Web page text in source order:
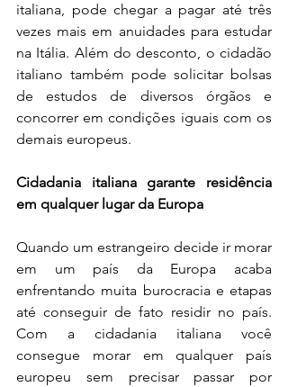
italiana, pode chegar a pagar até três
vezes mais em anuidades para estudar
na Itália. Além do desconto, o cidadão
italiano também pode solicitar bolsas
de estudos de diversos órgãos e
concorrer em condições iguais com os
demais europeus.
Cidadania italiana garante residência
em qualquer lugar da Europa
Quando um estrangeiro decide ir morar
em um país da Europa acaba
enfrentando muita burocracia e etapas
até conseguir de fato residir no país.
Com a cidadania italiana você
consegue morar em qualquer país
europeu sem precisar passar por